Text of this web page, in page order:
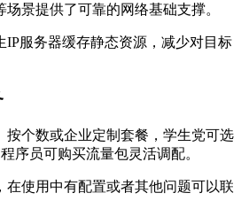
景提供了可靠的网络基础支撑。
IP服务器缓存静态资源，减少对目标
按个数或企业定制套餐，学生党可选
序员可购买流量包灵活调配。
在使用中有配置或者其他问题可以联